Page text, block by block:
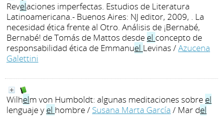
Revelaciones imperfectas. Estudios de Literatura
Latinoamericana.- Buenos Aires: NJ editor, 2009, . La
necesidad ética frente al Otro. Análisis de ¡Bernabé,
Bernabé! de Tomás de Mattos desde el concepto de
responsabilidad ética de Emmanuel Levinas /Azucena
Galettini
Wilhelm von Humboldt: algunas meditaciones sobre el
lenguaje y el hombre/ Susana Marta García / Mar del